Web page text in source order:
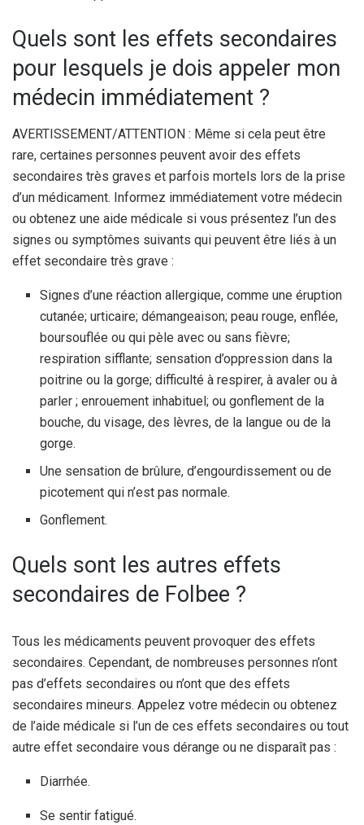
Quels sont les effets secondaires
pour lesquels je dois appeler mon
médecin immédiatement ?
AVERTISSEMENT/ATTENTION : Même si cela peut être
rare, certaines personnes peuvent avoir des effets
secondaires très graves et parfois mortels lors de la prise
d’un médicament. Informez immédiatement votre médecin
ou obtenez une aide médicale si vous présentez l’un des
signes ou symptômes suivants qui peuvent être liés à un
effet secondaire très grave :
Signes d’une réaction allergique, comme une éruption
cutanée; urticaire; démangeaison; peau rouge, enflée,
boursouflée ou qui pèle avec ou sans fièvre;
respiration sifflante; sensation d’oppression dans la
poitrine ou la gorge; difficulté à respirer, à avaler ou à
parler ; enrouement inhabituel; ou gonflement de la
bouche, du visage, des lèvres, de la langue ou de la
gorge.
Une sensation de brûlure, d’engourdissement ou de
picotement qui n’est pas normale.
Gonflement.
Quels sont les autres effets
secondaires de Folbee ?
Tous les médicaments peuvent provoquer des effets
secondaires. Cependant, de nombreuses personnes n’ont
pas d’effets secondaires ou n’ont que des effets
secondaires mineurs. Appelez votre médecin ou obtenez
de l’aide médicale si l’un de ces effets secondaires ou tout
autre effet secondaire vous dérange ou ne disparaît pas :
Diarrhée.
Se sentir fatigué.